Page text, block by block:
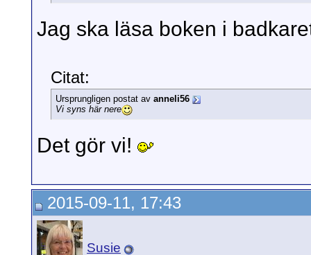
Jag ska läsa boken i
Citat:
Ursprungligen postat av anneli56
Vi syns här nere
Det gör vi!
2015-09-11, 17:43
Susie